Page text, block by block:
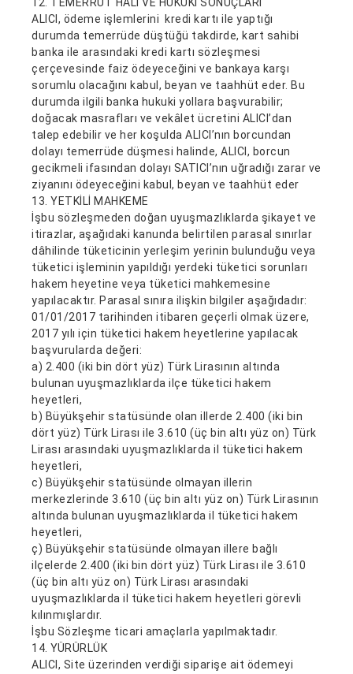
ALICI, ödeme işlemlerini kredi kartı ile yaptığı
durumda temerrüde düştüğü takdirde, kart sahibi
banka ile arasındaki kredi kartı sözleşmesi
çerçevesinde faiz ödeyeceğini ve bankaya karşı
sorumlu olacağını kabul, beyan ve taahhüt eder. Bu
durumda ilgili banka hukuki yollara başvurabilir;
doğacak masrafları ve vekâlet ücretini ALICI’dan
talep edebilir ve her koşulda ALICI’nın borcundan
dolayı temerrüde düşmesi halinde, ALICI, borcun
gecikmeli ifasından dolayı SATICI’nın uğradığı zarar ve
ziyanını ödeyeceğini kabul, beyan ve taahhüt eder
13. YETKİLİ MAHKEME
İşbu sözleşmeden doğan uyuşmazlıklarda şikayet ve
itirazlar, aşağıdaki kanunda belirtilen parasal sınırlar
dâhilinde tüketicinin yerleşim yerinin bulunduğu veya
tüketici işleminin yapıldığı yerdeki tüketici sorunları
hakem heyetine veya tüketici mahkemesine
yapılacaktır. Parasal sınıra ilişkin bilgiler aşağıdadır:
01/01/2017 tarihinden itibaren geçerli olmak üzere,
2017 yılı için tüketici hakem heyetlerine yapılacak
başvurularda değeri:
a) 2.400 (iki bin dört yüz) Türk Lirasının altında
bulunan uyuşmazlıklarda ilçe tüketici hakem
heyetleri,
b) Büyükşehir statüsünde olan illerde 2.400 (iki bin
dört yüz) Türk Lirası ile 3.610 (üç bin altı yüz on) Türk
Lirası arasındaki uyuşmazlıklarda il tüketici hakem
heyetleri,
c) Büyükşehir statüsünde olmayan illerin
merkezlerinde 3.610 (üç bin altı yüz on) Türk Lirasının
altında bulunan uyuşmazlıklarda il tüketici hakem
heyetleri,
ç) Büyükşehir statüsünde olmayan illere bağlı
ilçelerde 2.400 (iki bin dört yüz) Türk Lirası ile 3.610
(üç bin altı yüz on) Türk Lirası arasındaki
uyuşmazlıklarda il tüketici hakem heyetleri görevli
kılınmışlardır.
İşbu Sözleşme ticari amaçlarla yapılmaktadır.
14. YÜRÜRLÜK
ALICI, Site üzerinden verdiği siparişe ait ödemeyi